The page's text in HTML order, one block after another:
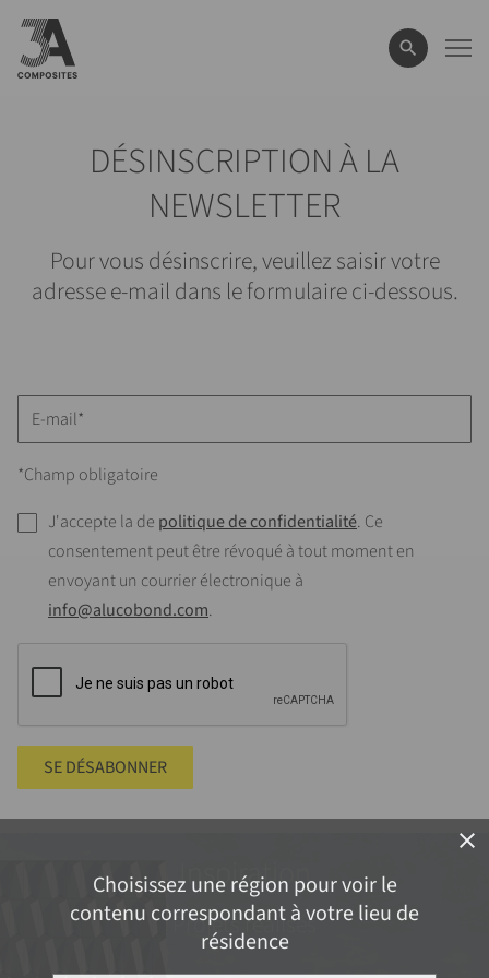
le
terme
de
close
Choisissez une région pour voir le
contenu correspondant à votre lieu de
résidence
DÉSINSCRIPTION À LA
NEWSLETTER
Pour vous désinscrire, veuillez saisir votre
adresse e-mail dans le formulaire ci-dessous.
*Champ obligatoire
J'accepte la de politique de confidentialité. Ce
consentement peut être révoqué à tout moment en
envoyant un courrier électronique à
info@alucobond.com.
SE DÉSABONNER
Inspiration
Projets réalisés